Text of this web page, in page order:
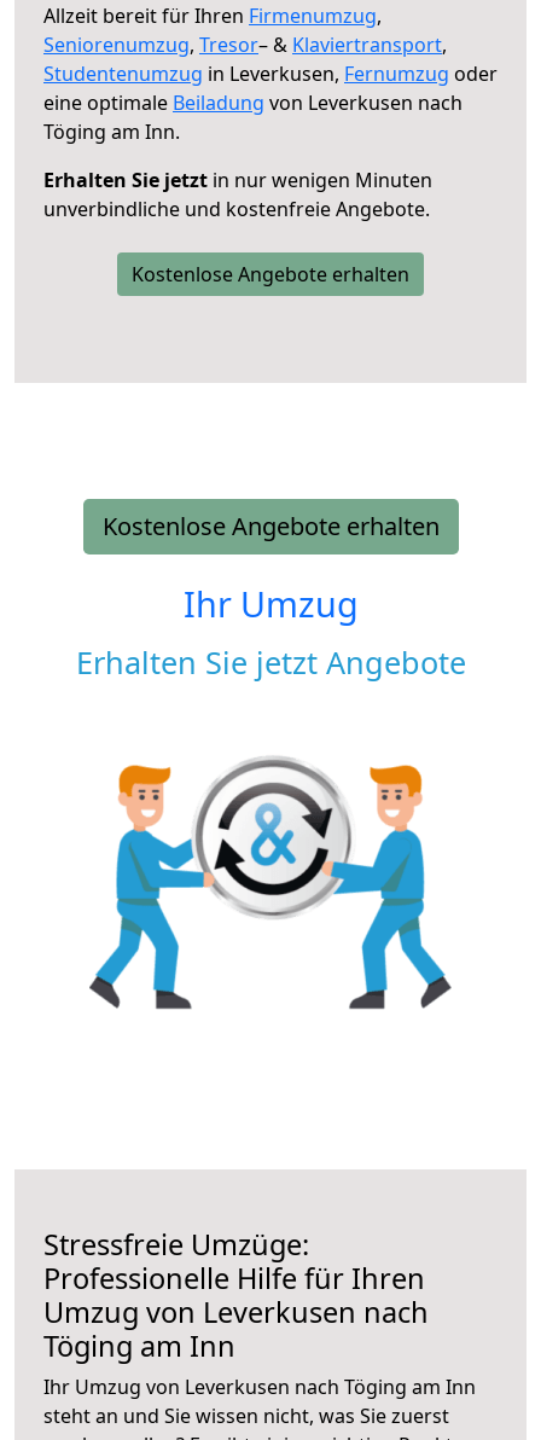
Allzeit bereit für Ihren Firmenumzug,
Seniorenumzug, Tresor– & Klaviertransport,
Studentenumzug in Leverkusen, Fernumzug oder
eine optimale Beiladung von Leverkusen nach
Töging am Inn.
Erhalten Sie jetzt in nur wenigen Minuten
unverbindliche und kostenfreie Angebote.
Kostenlose Angebote erhalten
Kostenlose Angebote erhalten
Ihr Umzug
Erhalten Sie jetzt Angebote
Stressfreie Umzüge:
Professionelle Hilfe für Ihren
Umzug von Leverkusen nach
Töging am Inn
Ihr Umzug von Leverkusen nach Töging am Inn
steht an und Sie wissen nicht, was Sie zuerst